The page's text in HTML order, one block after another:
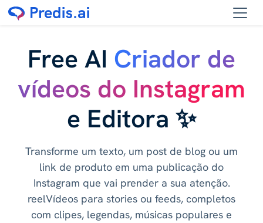
Free AI Criador de
vídeos do Instagram
e Editora ✨
Transforme um texto, um post de blog ou um
link de produto em uma publicação do
Instagram que vai prender a sua atenção.
reelVídeos para stories ou feeds, completos
com clipes, legendas, músicas populares e